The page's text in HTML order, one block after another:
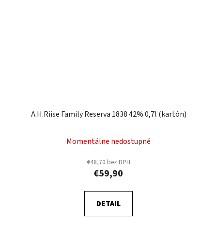
A.H.Riise Family Reserva 1838 42% 0,7l (kartón)
Momentálne nedostupné
€48,70 bez DPH
€59,90
DETAIL